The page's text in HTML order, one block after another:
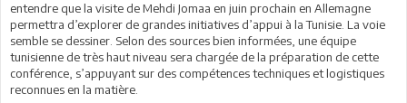
entendre que la visite de Mehdi Jomaa en juin prochain en Allemagne
permettra d’explorer de grandes initiatives d’appui à la Tunisie. La voie
semble se dessiner. Selon des sources bien informées, une équipe
tunisienne de très haut niveau sera chargée de la préparation de cette
conférence, s’appuyant sur des compétences techniques et logistiques
reconnues en la matière.